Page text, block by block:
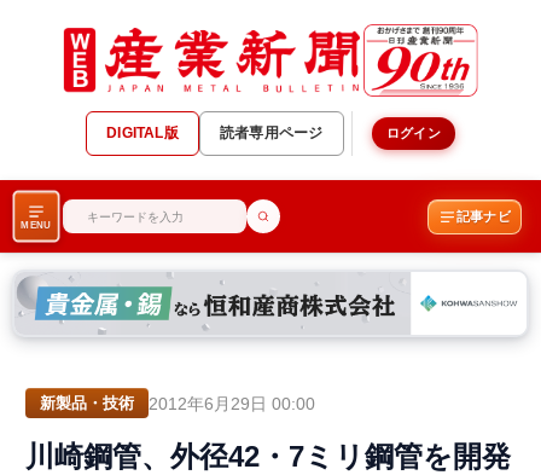
DIGITAL版 読者専用ページ ログイン
MENU
記事ナビ
新製品・技術 2012年6月29日 00:00
川崎鋼管、外径42・7ミリ鋼管を開発